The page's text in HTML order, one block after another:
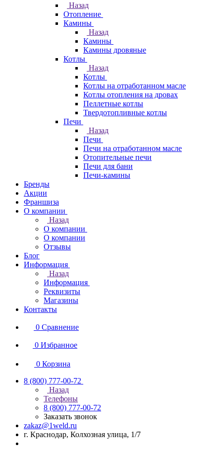
Назад
Отопление
Камины
Назад
Камины
Камины дровяные
Котлы
Назад
Котлы
Котлы на отработанном масле
Котлы отопления на дровах
Пеллетные котлы
Твердотопливные котлы
Печи
Назад
Печи
Печи на отработанном масле
Отопительные печи
Печи для бани
Печи-камины
Бренды
Акции
Франшиза
О компании
Назад
О компании
О компании
Отзывы
Блог
Информация
Назад
Информация
Реквизиты
Магазины
Контакты
0 Сравнение
0 Избранное
0 Корзина
8 (800) 777-00-72
Назад
Телефоны
8 (800) 777-00-72
Заказать звонок
zakaz@1weld.ru
г. Краснодар, Колхозная улица, 1/7